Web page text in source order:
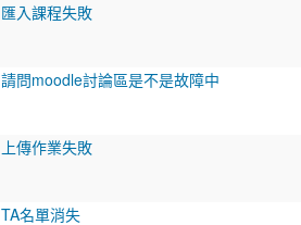
匯入課程失敗
請問moodle討論區是不是故障中
上傳作業失敗
TA名單消失